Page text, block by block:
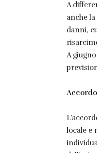
A
anche
danni,
A
locale e